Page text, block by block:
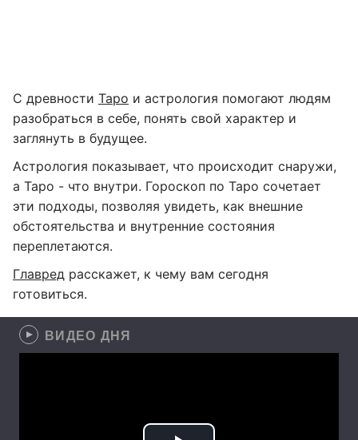
С древности Таро и астрология помогают людям
разобраться в себе, понять свой характер и
заглянуть в будущее.
Астрология показывает, что происходит снаружи,
а Таро - что внутри. Гороскоп по Таро сочетает
эти подходы, позволяя увидеть, как внешние
обстоятельства и внутренние состояния
переплетаются.
Главред расскажет, к чему вам сегодня
готовиться.
ВИДЕО ДНЯ